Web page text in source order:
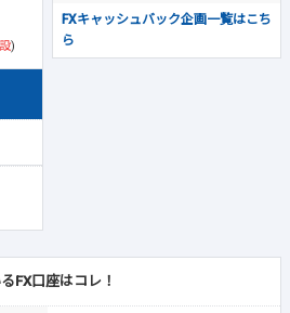
)
FXキャッシュバック企画一覧はこち
ら
FX口座はコレ！